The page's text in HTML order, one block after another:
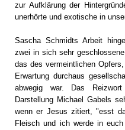
zur Aufklärung der
unerhörte und exotische in
Sascha Schmidts Arbeit
zwei in sich sehr
das des vermeintlichen
Erwartung durchaus
abwegig war. Das
Darstellung Michael Gabels
wenn er Jesus zitiert, "esst
Fleisch und ich werde in